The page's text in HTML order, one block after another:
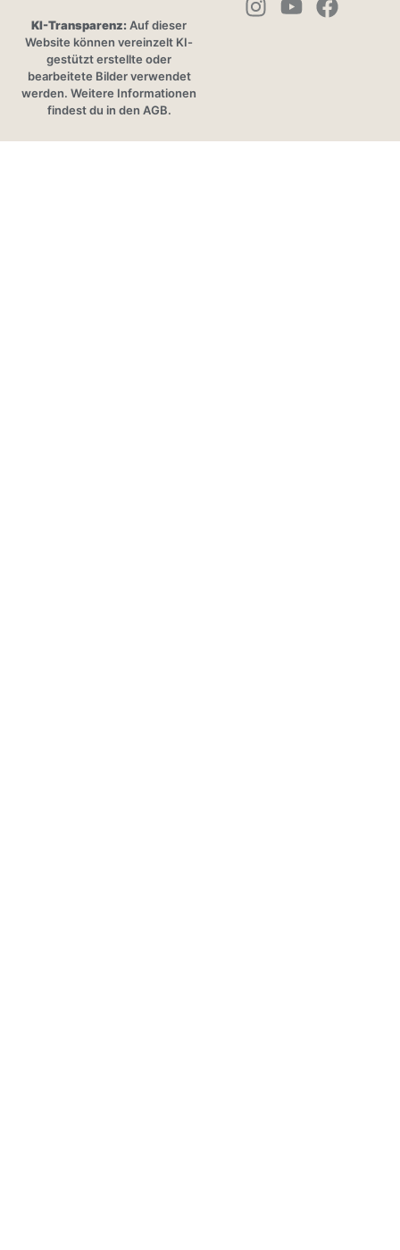
KI-Transparenz:Auf dieser
Website können vereinzelt KI-
gestützt erstellte oder
bearbeitete Bilder verwendet
werden. Weitere Informationen
findest du in den AGB.